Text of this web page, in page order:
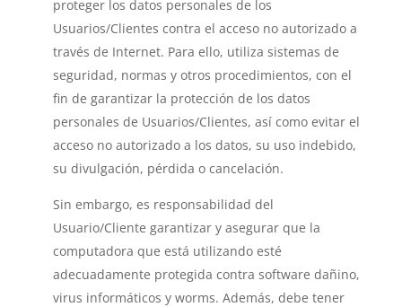
proteger los datos personales de los
Usuarios/Clientes contra el acceso no autorizado a
través de Internet. Para ello, utiliza sistemas de
seguridad, normas y otros procedimientos, con el
fin de garantizar la protección de los datos
personales de Usuarios/Clientes, así como evitar el
acceso no autorizado a los datos, su uso indebido,
su divulgación, pérdida o cancelación.
Sin embargo, es responsabilidad del
Usuario/Cliente garantizar y asegurar que la
computadora que está utilizando esté
adecuadamente protegida contra software dañino,
virus informáticos y worms. Además, debe tener